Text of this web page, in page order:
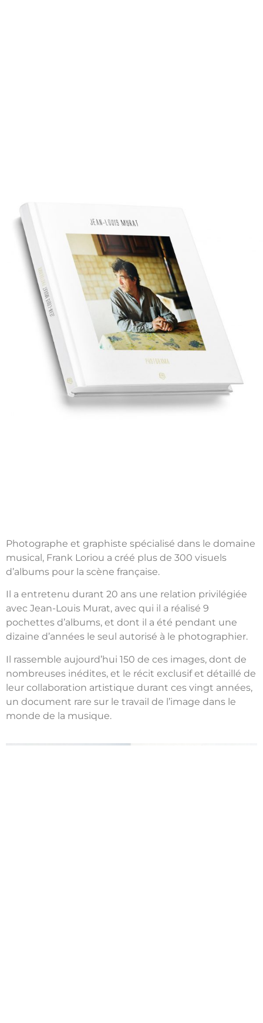
Photographe et graphiste spécialisé dans le domaine
musical, Frank Loriou a créé plus de 300 visuels
d’albums pour la scène française.
Il a entretenu durant 20 ans une relation privilégiée
avec Jean-Louis Murat, avec qui il a réalisé 9
pochettes d’albums, et dont il a été pendant une
dizaine d’années le seul autorisé à le photographier.
Il rassemble aujourd’hui 150 de ces images, dont de
nombreuses inédites, et le récit exclusif et détaillé de
leur collaboration artistique durant ces vingt années,
un document rare sur le travail de l’image dans le
monde de la musique.